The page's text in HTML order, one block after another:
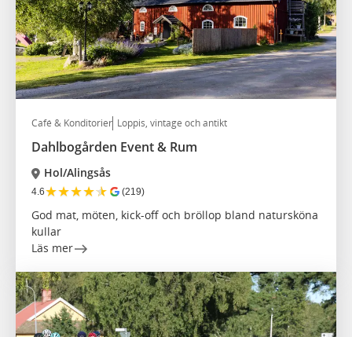
Café & Konditorier Loppis, vintage och antikt
Dahlbogården Event & Rum
Hol/Alingsås
4.6★★★★★ (219)
God mat, möten, kick-off och bröllop bland natursköna
kullar
Läs mer